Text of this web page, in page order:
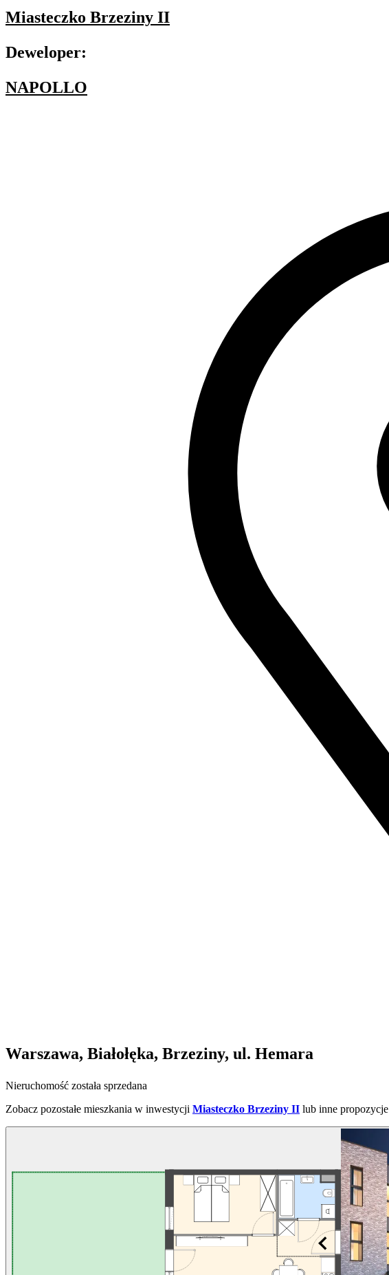
Miasteczko Brzeziny II
Deweloper:
NAPOLLO
Warszawa, Białołęka, Brzeziny, ul. Hemara
Nieruchomość została sprzedana
Zobacz pozostałe mieszkania w inwestycji Miasteczko Brzeziny II lub inne propozycje